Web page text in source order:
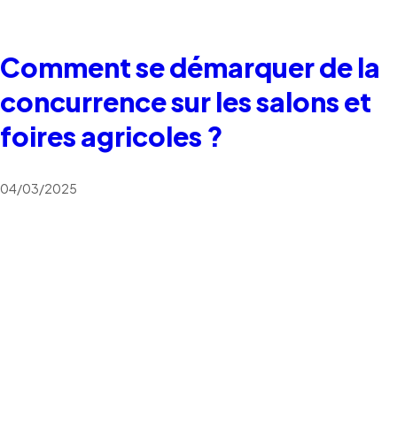
Comment se démarquer de la
concurrence sur les salons et
foires agricoles ?
04/03/2025